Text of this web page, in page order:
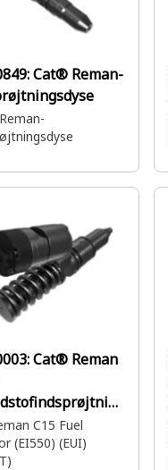
Cat® Reman-
Cat® Reman
C15 Fuel
(EI550) (EUI)